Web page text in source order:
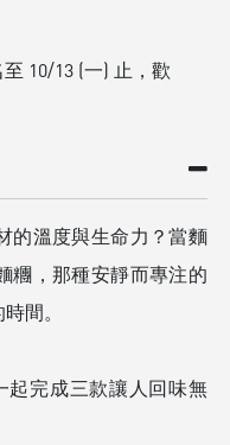
10/13 (一) 止，歡
的溫度與生命力？當麵
糰，那種安靜而專注的
間。
起完成三款讓人回味無